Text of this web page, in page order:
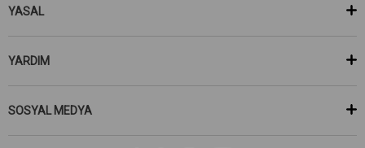
YASAL
YARDIM
SOSYAL MEDYA